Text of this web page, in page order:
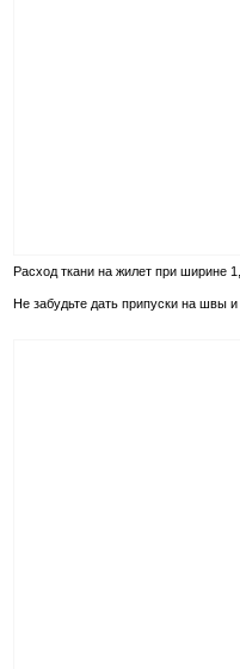
Расход ткани на жилет при ширине
Не забудьте дать припуски на швы и